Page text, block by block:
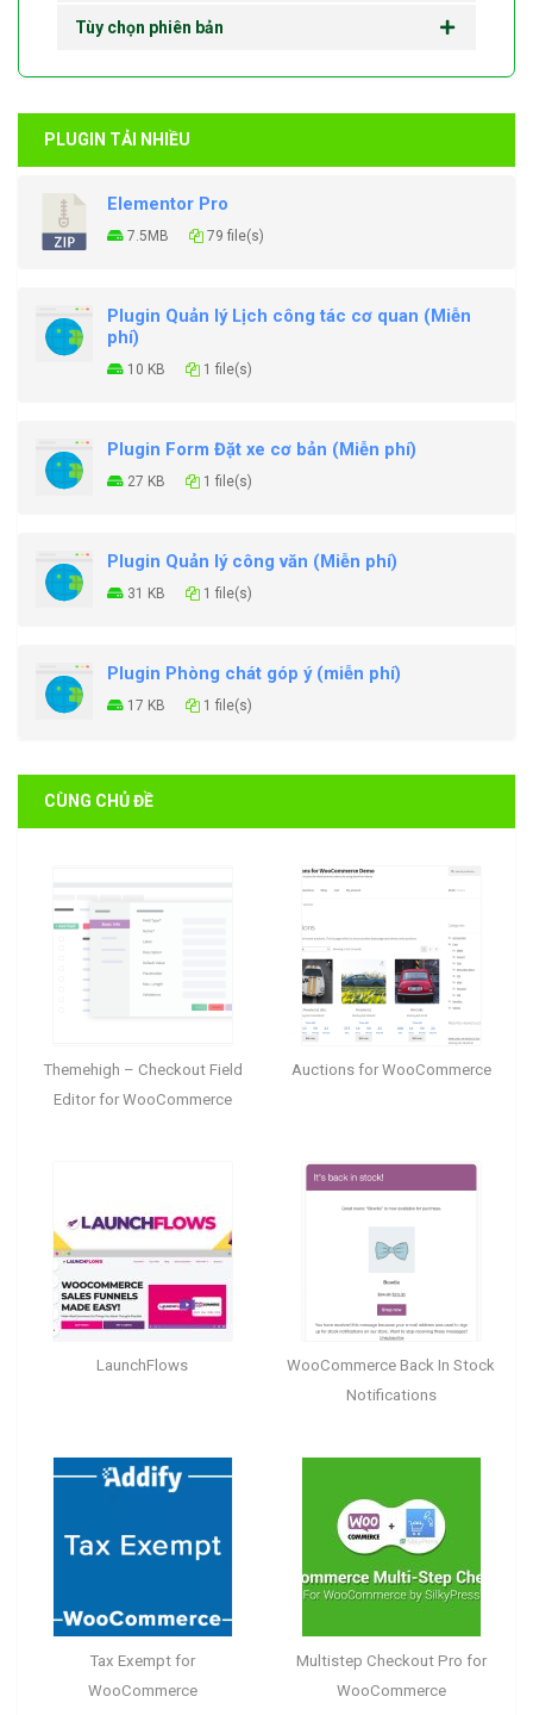
Tùy chọn phiên bản
PLUGIN TẢI NHIỀU
Elementor Pro
7.5MB 79 file(s)
Plugin Quản lý Lịch công tác cơ quan (Miễn
phí)
10 KB 1 file(s)
Plugin Form Đặt xe cơ bản (Miễn phí)
27 KB 1 file(s)
Plugin Quản lý công văn (Miễn phí)
31 KB 1 file(s)
Plugin Phòng chát góp ý (miễn phí)
17 KB 1 file(s)
CÙNG CHỦ ĐỀ
Themehigh – Checkout Field
Editor for WooCommerce
Auctions for WooCommerce
LaunchFlows
WooCommerce Back In Stock
Notifications
Tax Exempt for
WooCommerce
Multistep Checkout Pro for
WooCommerce